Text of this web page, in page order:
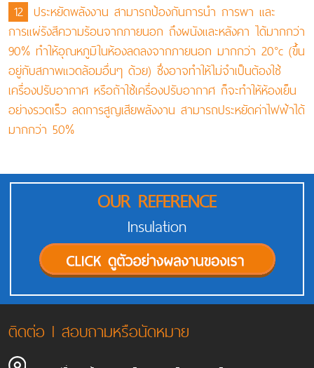
12 ประหยัดพลังงาน สามารถป้องกันการนำ การพา และ
การแผ่รังสีความร้อนจากภายนอก ถึงผนังและหลังคา ได้มากกว่า
90% ทำให้อุณหภูมิในห้องลดลงจากภายนอก มากกว่า 20°c (ขึ้น
อยู่กับสภาพแวดล้อมอื่นๆ ด้วย) ซึ่งอาจทำให้ไม่จำเป็นต้องใช้
เครื่องปรับอากาศ หรือถ้าใช้เครื่องปรับอากาศ ก็จะทำให้ห้องเย็น
อย่างรวดเร็ว ลดการสูญเสียพลังงาน สามารถประหยัดค่าไฟฟ้าได้
มากกว่า 50%
OUR REFERENCE
Insulation
ติดต่อ l สอบถามหรือนัดหมาย